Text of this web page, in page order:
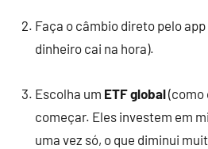
Faça o câmbio direto pelo
dinheiro cai na hora).
Escolha um ETF global(como
começar. Eles investem em
uma vez só, o que diminui